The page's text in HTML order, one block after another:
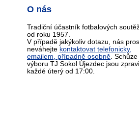
O nás
Tradiční účastník fotbalových
od roku 1957.
V případě jakýkoliv dotazu, nás
neváhejte kontaktovat telefonicky,
emailem, případně osobně. Schůze
výboru TJ Sokol Újezdec jsou
každé úterý od 17:00.